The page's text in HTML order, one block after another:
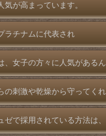
気が高まっています。
ラチナムに代表され
、女子の方々に人気があるん
の刺激や乾燥から守ってく
ゼで採用されている方法は、